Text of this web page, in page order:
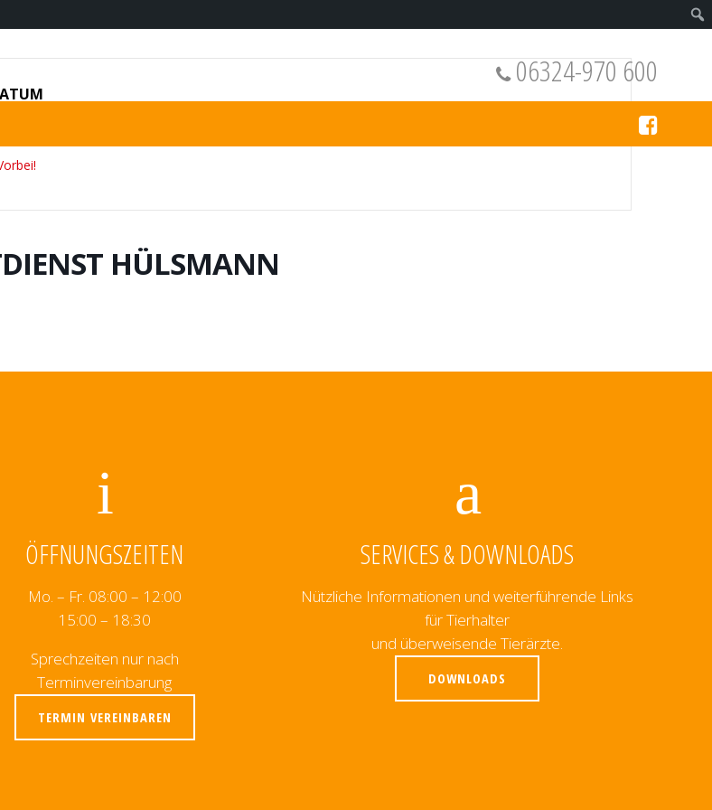
06324-970 600
HÜLSMANN
ÖFFNUNGSZEITEN
Mo. – Fr. 08:00 – 12:00
15:00 – 18:30
Sprechzeiten nur nach
Terminvereinbarung
TERMIN VEREINBAREN
SERVICES & DOWNLOADS
Nützliche Informationen und weiterführende Links
für Tierhalter
und überweisende Tierärzte.
DOWNLOADS